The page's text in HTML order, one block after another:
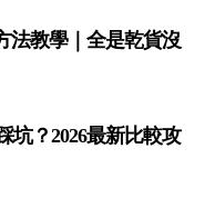
法教學｜全是乾貨沒
坑？2026最新比較攻